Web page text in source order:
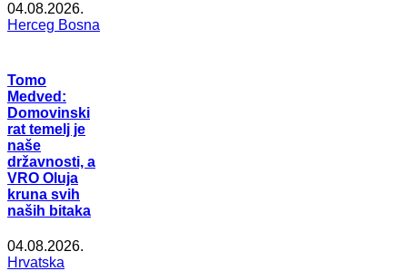
04.08.2026.
Herceg Bosna
Tomo
Medved:
Domovinski
rat temelj je
naše
državnosti, a
VRO Oluja
kruna svih
naših bitaka
04.08.2026.
Hrvatska